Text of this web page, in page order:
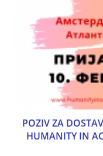
POZIV ZA
HUMANITY IN